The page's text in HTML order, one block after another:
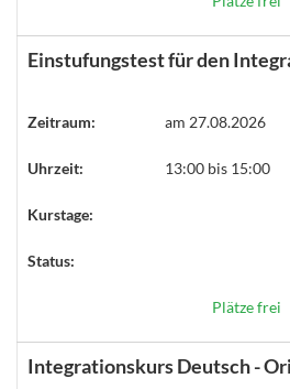
Einstufungstest für den
Zeitraum: am 27.08.2026
Uhrzeit: 13:00 bis 15:00
Kurstage:
Status:
Plätze frei
Integrationskurs Deutsch -